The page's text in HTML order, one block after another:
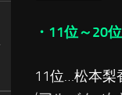
・11位～20位
11位…松本梨